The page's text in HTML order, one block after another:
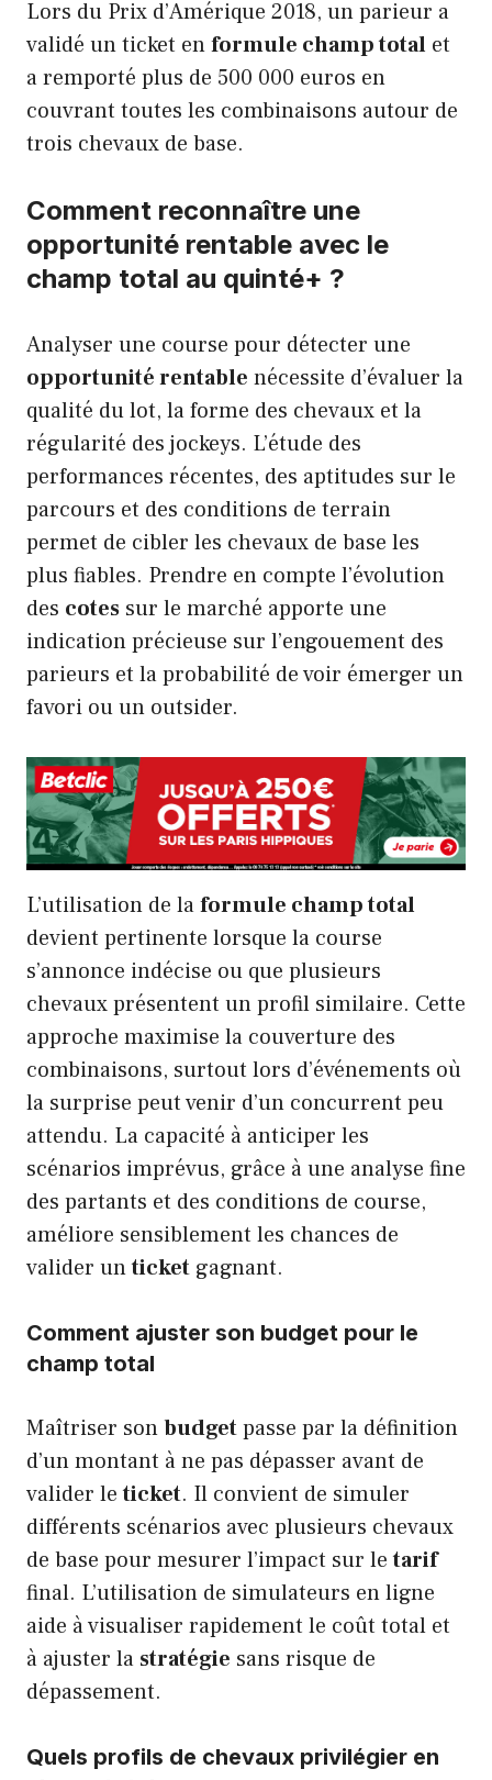
Lors du Prix d’Amérique 2018, un parieur a
validé un ticket enformule champ total et
a remporté plus de 500 000 euros en
couvrant toutes les combinaisons autour de
trois chevaux de base.
Comment reconnaître une
opportunité rentable avec le
champ total au quinté+ ?
Analyser une course pour détecter une
opportunité rentable nécessite d’évaluer la
qualité du lot, la forme des chevaux et la
régularité des jockeys. L’étude des
performances récentes, des aptitudes sur le
parcours et des conditions de terrain
permet de cibler les chevaux de base les
plus fiables. Prendre en compte l’évolution
des cotes sur le marché apporte une
indication précieuse sur l’engouement des
parieurs et la probabilité de voir émerger un
favori ou un outsider.
L’utilisation de laformule champ total
devient pertinente lorsque la course
s’annonce indécise ou que plusieurs
chevaux présentent un profil similaire. Cette
approche maximise la couverture des
combinaisons, surtout lors d’événements où
la surprise peut venir d’un concurrent peu
attendu. La capacité à anticiper les
scénarios imprévus, grâce à une analyse fine
des partants et des conditions de course,
améliore sensiblement les chances de
valider unticket gagnant.
Comment ajuster son budget pour le
champ total
Maîtriser sonbudgetpasse par la définition
d’un montant à ne pas dépasser avant de
valider leticket. Il convient de simuler
différents scénarios avec plusieurs chevaux
de base pour mesurer l’impact sur letarif
final. L’utilisation de simulateurs en ligne
aide à visualiser rapidement le coût total et
à ajuster la stratégie sans risque de
dépassement.
Quels profils de chevaux privilégier en